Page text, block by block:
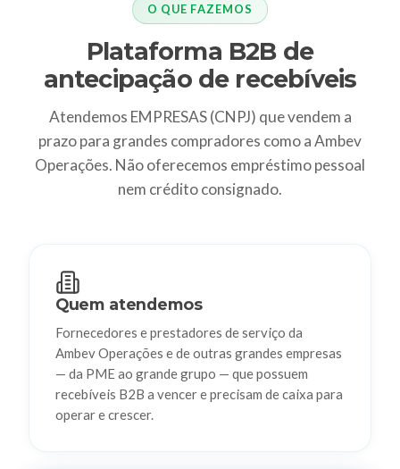
O QUE FAZEMOS
Plataforma B2B de
antecipação de recebíveis
Atendemos EMPRESAS (CNPJ) que vendem a
prazo para grandes compradores como a Ambev
Operações. Não oferecemos empréstimo pessoal
nem crédito consignado.
Quem atendemos
Fornecedores e prestadores de serviço da
Ambev Operações e de outras grandes empresas
— da PME ao grande grupo — que possuem
recebíveis B2B a vencer e precisam de caixa para
operar e crescer.